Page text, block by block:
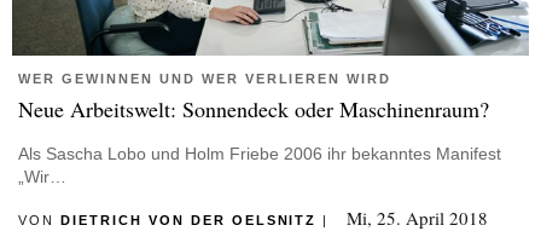
WER GEWINNEN UND WER VERLIEREN WIRD
Neue Arbeitswelt: Sonnendeck oder Maschinenraum?
Als Sascha Lobo und Holm Friebe 2006 ihr bekanntes Manifest
„Wir…
VON DIETRICH VON DER OELSNITZ | Mi, 25. April 2018